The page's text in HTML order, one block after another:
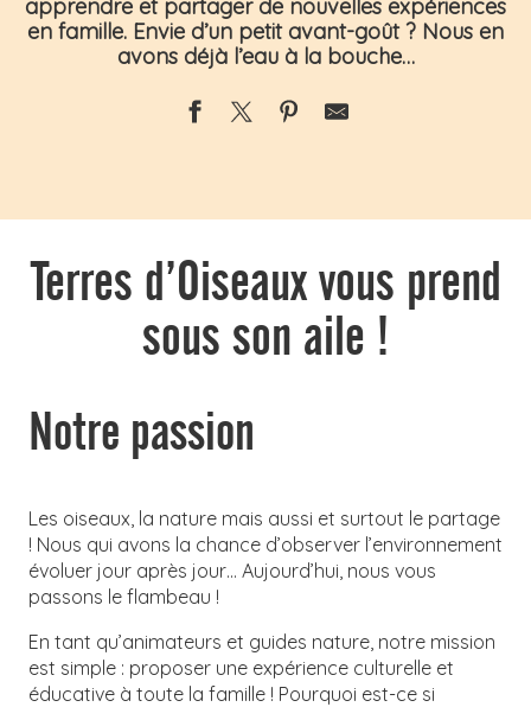
apprendre et partager de nouvelles expériences
en famille. Envie d’un petit avant-goût ? Nous en
avons déjà l’eau à la bouche…
Terres d’Oiseaux vous prend
sous son aile !
Notre passion
Les oiseaux, la nature mais aussi et surtout le partage
! Nous qui avons la chance d’observer l’environnement
évoluer jour après jour… Aujourd’hui, nous vous
passons le flambeau !
En tant qu’animateurs et guides nature, notre mission
est simple : proposer une expérience culturelle et
éducative à toute la famille ! Pourquoi est-ce si